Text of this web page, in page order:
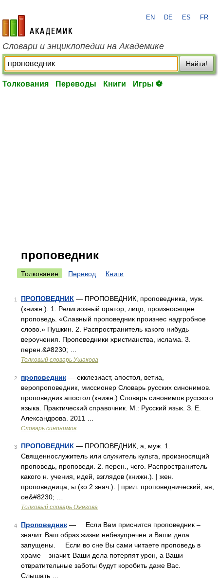
academic.ru
EN DE ES FR
Словари и энциклопедии на Академике
Найти!
Толкования Переводы Книги Игры ⚽
проповедник
Толкование Перевод Книги
1 ПРОПОВЕДНИК — ПРОПОВЕДНИК, проповедника, муж.
(книжн.). 1. Религиозный оратор; лицо, произносящее
проповедь. «Славный проповедник произнес надгробное
слово.» Пушкин. 2. Распространитель какого нибудь
вероучения. Проповедники христианства, ислама. 3.
перен.&#8230; …
Толковый словарь Ушакова
2 проповедник — екклезиаст, апостол, ветиа,
веропроповедник, миссионер Словарь русских синонимов.
проповедник апостол (книжн.) Словарь синонимов русского
языка. Практический справочник. М.: Русский язык. З. Е.
Александрова. 2011 …
Словарь синонимов
3 ПРОПОВЕДНИК — ПРОПОВЕДНИК, а, муж. 1.
Священнослужитель или служитель культа, произносящий
проповедь, проповеди. 2. перен., чего. Распространитель
какого н. учения, идей, взглядов (книжн.). | жен.
проповедница, ы (ко 2 знач.). | прил. проповеднический, ая,
ое&#8230; …
Толковый словарь Ожегова
4 Проповедник — Если Вам приснится проповедник –
значит. Ваш образ жизни небезупречен и Ваши дела
запущены. Если во сне Вы сами читаете проповедь в
храме – значит. Ваши дела потерпят урон, а Ваши
отвратительные заботы будут коробить даже Вас.
Слышать …